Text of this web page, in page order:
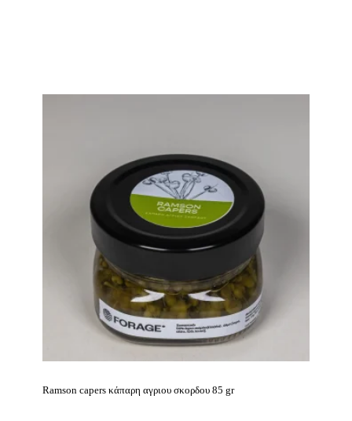
Ramson capers κάπαρη αγριου σκορδου 85 gr